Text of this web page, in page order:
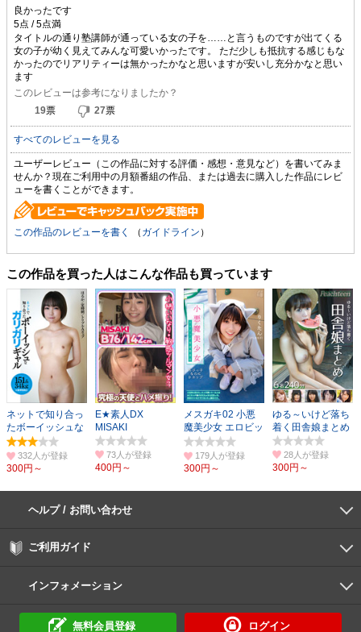
良かったです
タイトルの通り塾講師が通っている女の子を……と言うものですが出てくる
女の子が幼く見えてみんな可愛いかったです。 ただ少しも抵抗する感じもな
かったのでリアリティーは無かったかなと思いますが安いし充分かなと思い
ます
このレビューは参考になりましたか？
19票 27票
すべてのレビューを見る
ユーザーレビュー（この作品に対する評価・感想・意見など）を書いてみま
せんか？現在ご利用中の月額番組の作品、または過去に購入した作品にレビ
ューを書くことができます。
この作品のレビューを書く （ ガイドライン ）
この作品を買った人はこんな作品も買っています
ネットで知り合っ
たボーイッシュな
ガリガリギャル
332人
300円～
E★素人DX
MISAKI
73人
400円～
メスガキ02 小悪
魔美少女 エロビッ
チ育成委員会
179人
300円～
ゆる～いけど落ち
着く田舎娘まとめ
28人
300円～
ヘルプ / お問い合わせ
よくあるご質問
ご利用環境
お支払い方法
パスワードの再設定
サポートセンター
ご利用ガイド
初めての方へ
会員登録の手順
作品購入の手順
動画再生の手順
検索のヒント
DUGA Player
インフォメーション
DUGAからのお知らせ
デュガの歴史とあゆみ
利用規約
個人情報保護方針
特定商取引法に基づく表示
資金決済法に基づく表示
倫理基準
サイトマップ無料会員登録 ログイン